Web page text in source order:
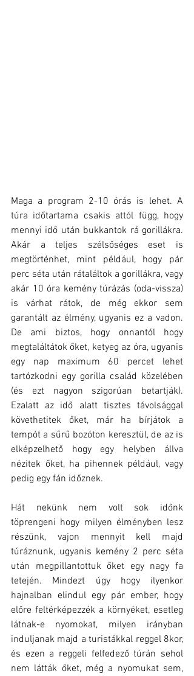
Maga a program 2-10 órás is lehet. A
túra időtartama csakis attól függ, hogy
mennyi idő után bukkantok rá gorillákra.
Akár a teljes szélsőséges eset is
megtörténhet, mint például, hogy pár
perc séta után rátaláltok a gorillákra, vagy
akár 10 óra kemény túrázás (oda-vissza)
is várhat rátok, de még ekkor sem
garantált az élmény, ugyanis ez a vadon.
De ami biztos, hogy onnantól hogy
megtaláltátok őket, ketyeg az óra, ugyanis
egy nap maximum 60 percet lehet
tartózkodni egy gorilla család közelében
(és ezt nagyon szigorúan betartják).
Ezalatt az idő alatt tisztes távolsággal
követhetitek őket, már ha bírjátok a
tempót a sűrű bozóton keresztül, de az is
elképzelhető hogy egy helyben állva
nézitek őket, ha pihennek például, vagy
pedig egy fán időznek.
Hát nekünk nem volt sok időnk
töprengeni hogy milyen élményben lesz
részünk, vajon mennyit kell majd
túráznunk, ugyanis kemény 2 perc séta
után megpillantottuk őket egy nagy fa
tetején. Mindezt úgy hogy ilyenkor
hajnalban elindul egy pár ember, hogy
előre feltérképezzék a környéket, esetleg
látnak-e nyomokat, milyen irányban
induljanak majd a turistákkal reggel 8kor,
és ezen a reggeli felfedező túrán sehol
nem látták őket, még a nyomukat sem,